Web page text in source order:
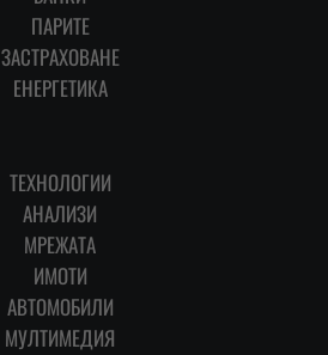
ПАРИТЕ
ЗАСТРАХОВАНЕ
ЕНЕРГЕТИКА
ТЕХНОЛОГИИ
АНАЛИЗИ
МРЕЖАТА
ИМОТИ
АВТОМОБИЛИ
МУЛТИМЕДИЯ